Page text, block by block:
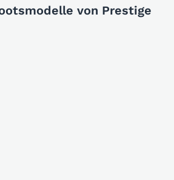
von Prestige